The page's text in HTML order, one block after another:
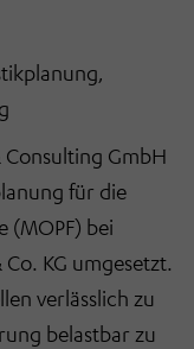
GmbH
für die
(MOPF) bei
KG umgesetzt.
verlässlich zu
belastbar zu